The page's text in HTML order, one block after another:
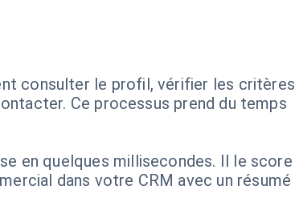
consulter le profil, vérifier les critères
Ce processus prend du temps
en quelques millisecondes. Il le score
dans votre CRM avec un résumé